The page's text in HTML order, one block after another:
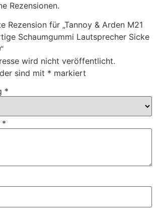
Rezensionen.
Rezension für „Tannoy & Arden M21
Schaumgummi Lautsprecher Sicke
wird nicht veröffentlicht.
sind mit * markiert
*
*